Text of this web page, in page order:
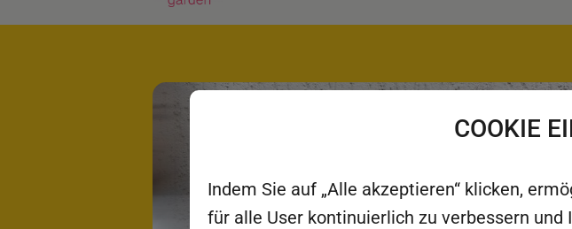
COOKIE
Indem Sie auf „Alle akzeptieren“ klicken,
für alle User kontinuierlich zu verbessern